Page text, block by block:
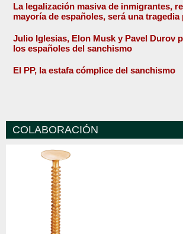
La legalización masiva de inmigrantes,
mayoría de españoles, será una tragedia
Julio Iglesias, Elon Musk y Pavel Durov
los españoles del sanchismo
El PP, la estafa cómplice del sanchismo
COLABORACIÓN